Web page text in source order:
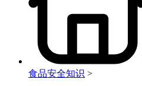
食品安全知识 >